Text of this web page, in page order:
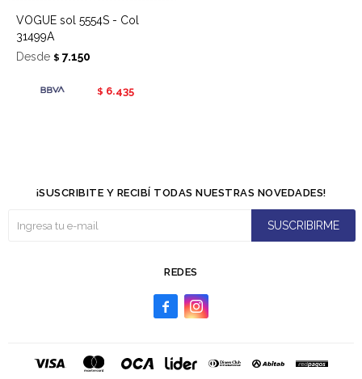
VOGUE sol 5554S - Col
31499A
Desde $ 7.150
$ 6.435
REDES
 
¡SUSCRIBITE Y RECIBÍ TODAS NUESTRAS NOVEDADES!
SUSCRIBIRME